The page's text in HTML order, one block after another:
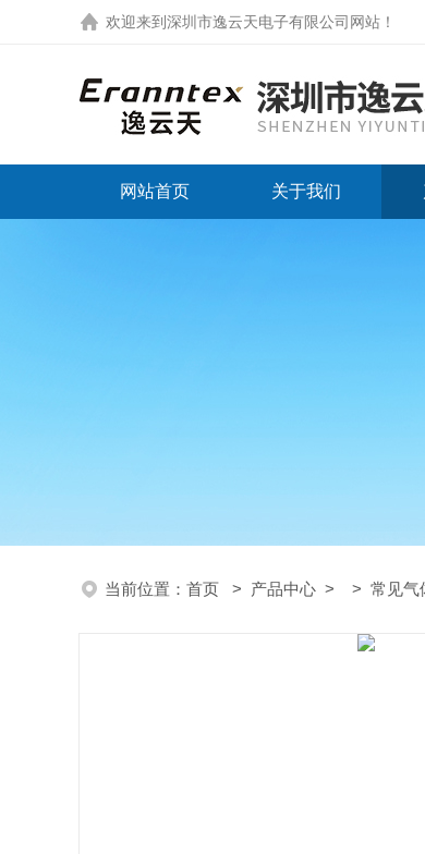
欢迎来到 深圳市逸云天电子有限公司网站 ！
网站首页 关于我们
当前位置： 首页 > 产品中心 > > 常见气